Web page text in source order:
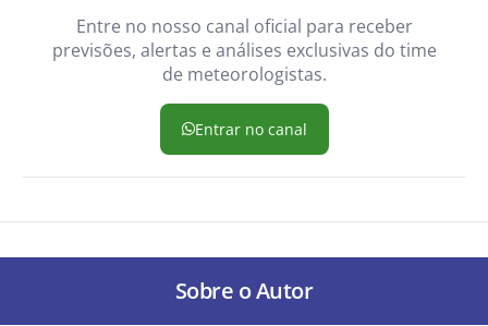
Entre no nosso canal oficial para receber
previsões, alertas e análises exclusivas do time
de meteorologistas.
Entrar no canal
Sobre o Autor